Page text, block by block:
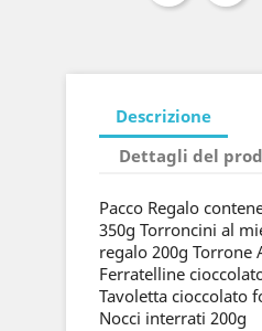
Descrizione
Dettagli del
Pacco Regalo
350g Torroncini al
regalo 200g Torrone
Ferratelline
Tavoletta cioccolato
Nocci interrati 200g